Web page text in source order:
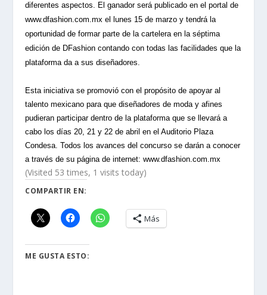
diferentes aspectos. El ganador será publicado en el portal de
www.dfashion.com.mx el lunes 15 de marzo y tendrá la
oportunidad de formar parte de la cartelera en la séptima
edición de DFashion contando con todas las facilidades que la
plataforma da a sus diseñadores.
Esta iniciativa se promovió con el propósito de apoyar al
talento mexicano para que diseñadores de moda y afines
pudieran participar dentro de la plataforma que se llevará a
cabo los días 20, 21 y 22 de abril en el Auditorio Plaza
Condesa. Todos los avances del concurso se darán a conocer
a través de su página de internet:www.dfashion.com.mx
(Visited 53 times, 1 visits today)
COMPARTIR EN:
Más
ME GUSTA ESTO: